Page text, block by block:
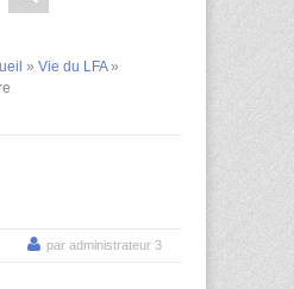
» Vie du LFA»
par administrateur 3